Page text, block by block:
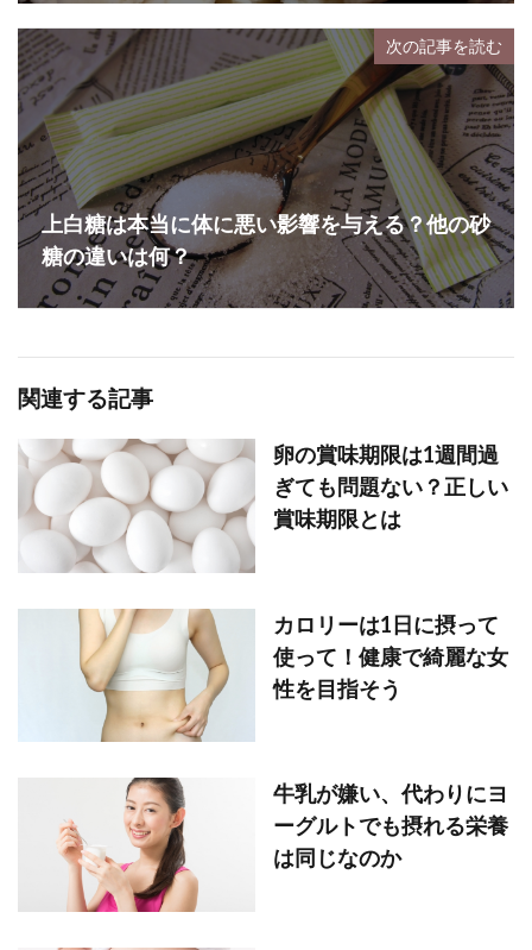
次の記事を読む
上白糖は本当に体に悪い影響を与える？他の砂
糖の違いは何？
関連する記事
卵の賞味期限は1週間過
ぎても問題ない？正しい
賞味期限とは
カロリーは1日に摂って
使って！健康で綺麗な女
性を目指そう
牛乳が嫌い、代わりにヨ
ーグルトでも摂れる栄養
は同じなのか